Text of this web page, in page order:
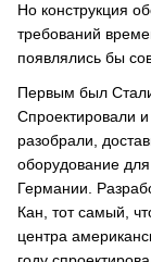
Но конструкция
требований
появлялись бы
Первым был
Спроектировали
разобрали,
оборудование
Германии.
Кан, тот самый,
центра